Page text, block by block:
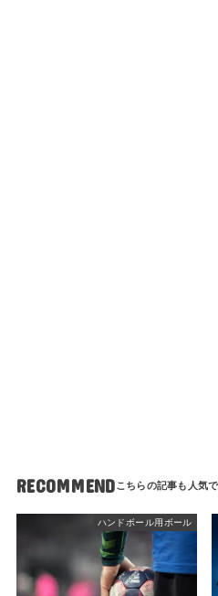
RECOMMEND
ハンドボール用ボール